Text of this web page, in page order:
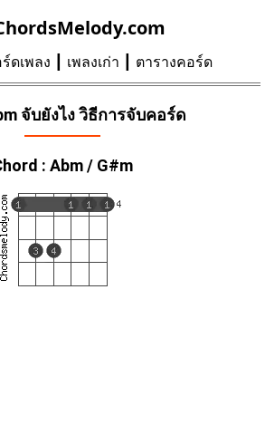
ดเพลง เพลงเก่า ตารางคอร์ด
จับยังไง วิธีการจับคอร์ด
: Abm / G#m